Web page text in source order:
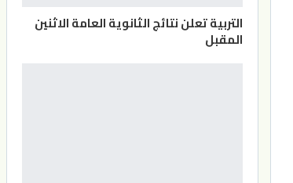
التربية تعلن نتائج الثانوية العامة الاثنين
المقبل